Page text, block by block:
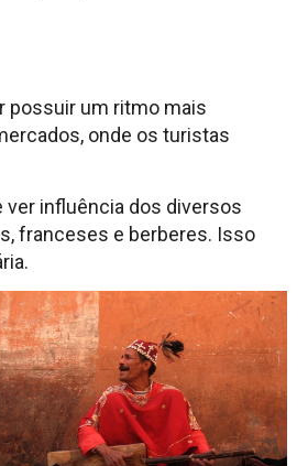
possuir um ritmo mais
onde os turistas
ver influência dos diversos
franceses e berberes. Isso